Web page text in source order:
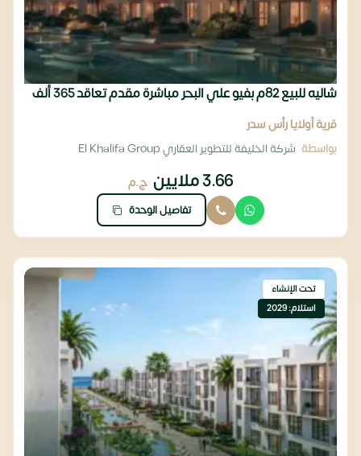
شاليه للبيع 82م بفيو علي البحر مباشرة مقدم تعاقد 365 ألف
قرية أولايا رأس سدر
بواسطة شركة الخليفة للتطوير العقاري El Khalifa Group
3.66 ملايين ج.م
تفاصيل الوحدة
تحت الإنشاء
استلام: 2029